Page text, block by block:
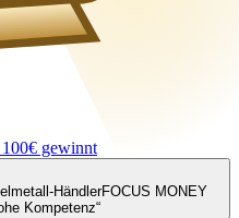
100€ gewinnt
HändlerFOCUS MONEY
Kompetenz“